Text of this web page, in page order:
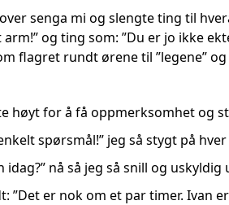
senga mi og slengte ting til
og ting som: ”Du er jo ikke
flagret rundt ørene til ”legene”
høyt for å få oppmerksomhet og
spørsmål!” jeg så stygt på
nå så jeg så snill og
”Det er nok om et par timer. Ivan